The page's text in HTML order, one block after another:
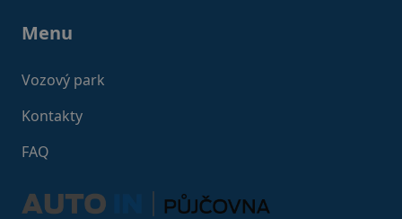
Menu
Vozový park
Kontakty
FAQ